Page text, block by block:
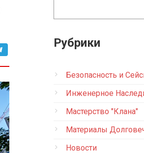
Рубрики
Безопасность и
Инженерное
Мастерство "Клана"
Материалы
Новости